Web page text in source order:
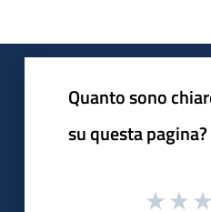
Quanto sono
su questa pagina?